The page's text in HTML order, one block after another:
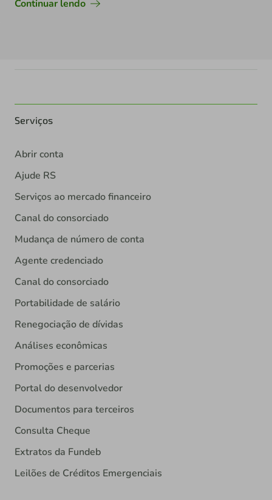
Continuar lendo
Serviços
Abrir conta
Ajude RS
Serviços ao mercado financeiro
Canal do consorciado
Mudança de número de conta
Agente credenciado
Canal do consorciado
Portabilidade de salário
Renegociação de dívidas
Análises econômicas
Promoções e parcerias
Portal do desenvolvedor
Documentos para terceiros
Consulta Cheque
Extratos da Fundeb
Leilões de Créditos Emergenciais